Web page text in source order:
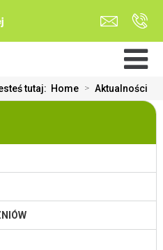
tutaj: Home > Aktualności